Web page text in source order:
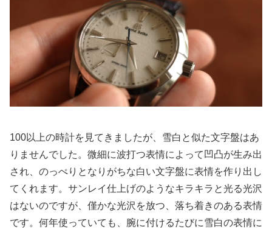
100以上の時計を見てきましたが、雪白と似た文字盤はあ
りませんでした。微細に波打つ表情によって凹凸が生み出
され、のっぺりとなりがちな白い文字盤に表情を作り出し
てくれます。サンレイ仕上げのようなキラキラと光る光沢
はないのですが、僅かな光沢を放つ、落ち着きのある表情
です。何年使っていても、腕に付けるたびに雪白の表情に